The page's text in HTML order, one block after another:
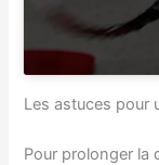
Les astuces pour
Pour prolonger la